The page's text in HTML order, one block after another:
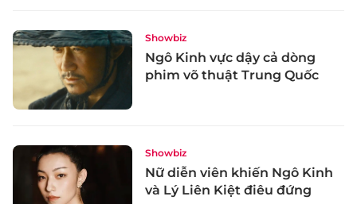
Showbiz
Ngô Kinh vực dậy cả dòng
phim võ thuật Trung Quốc
Showbiz
Nữ diễn viên khiến Ngô Kinh
và Lý Liên Kiệt điêu đứng